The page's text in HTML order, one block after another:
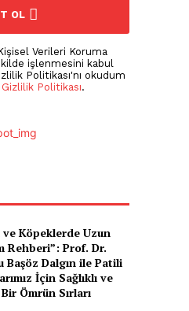
OL
Verileri Koruma
işlenmesini kabul
Politikası'nı okudum
Gizlilik Politikası.
ve Köpeklerde Uzun
Rehberi”: Prof. Dr.
Başöz Dalgın ile Patili
İçin Sağlıklı ve
Ömrün Sırları